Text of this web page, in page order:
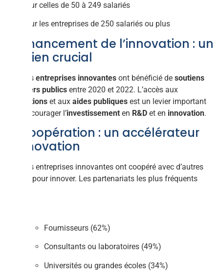
59% pour celles de 50 à 249 salariés
70% pour les entreprises de 250 salariés ou plus
Le financement de l’innovation : un
soutien crucial
18% des entreprises innovantes ont bénéficié de soutiens
financiers publics entre 2020 et 2022. L’accès aux
subventions et aux aides publiques est un levier important
pour encourager l’investissement en R&D et en innovation.
La coopération : un accélérateur
d’innovation
23% des entreprises innovantes ont coopéré avec d’autres
acteurs pour innover. Les partenariats les plus fréquents
Fournisseurs (62%)
Consultants ou laboratoires (49%)
Universités ou grandes écoles (34%)